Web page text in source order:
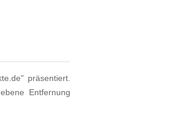
präsentiert.
Entfernung